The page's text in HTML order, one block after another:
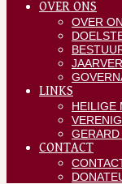
OVER ONS
OVER
LINKS
HEILIGE
CONTACT